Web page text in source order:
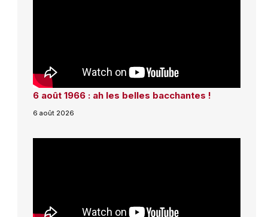
6 août 1966 : ah les belles bacchantes !
6 août 2026